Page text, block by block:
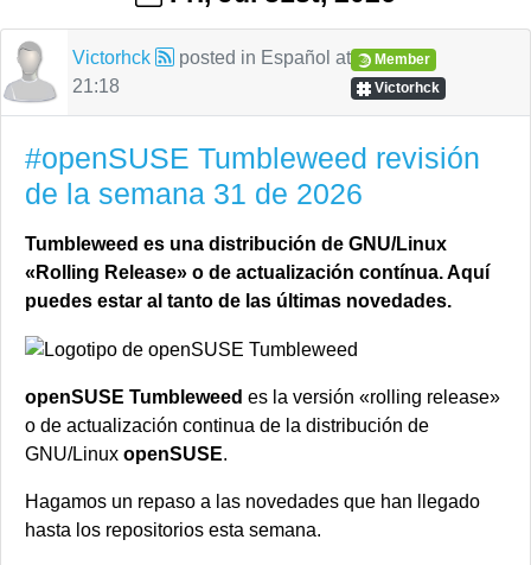
Victorhck posted in Español at
21:18
Member
Victorhck
#openSUSE Tumbleweed revisión
de la semana 31 de 2026
Tumbleweed es una distribución de GNU/Linux
«Rolling Release» o de actualización contínua. Aquí
puedes estar al tanto de las últimas novedades.
openSUSE Tumbleweed es la versión «rolling release»
o de actualización continua de la distribución de
GNU/Linux openSUSE.
Hagamos un repaso a las novedades que han llegado
hasta los repositorios esta semana.